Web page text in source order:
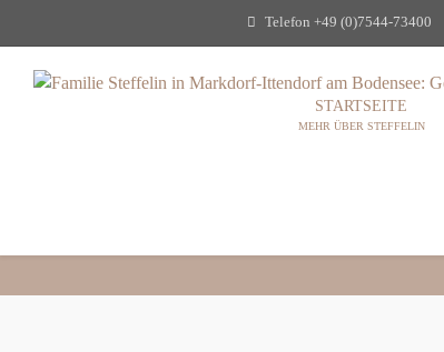
Telefon +49 (0)7544-73400
STARTSEITE
MEHR ÜBER STEFFELIN